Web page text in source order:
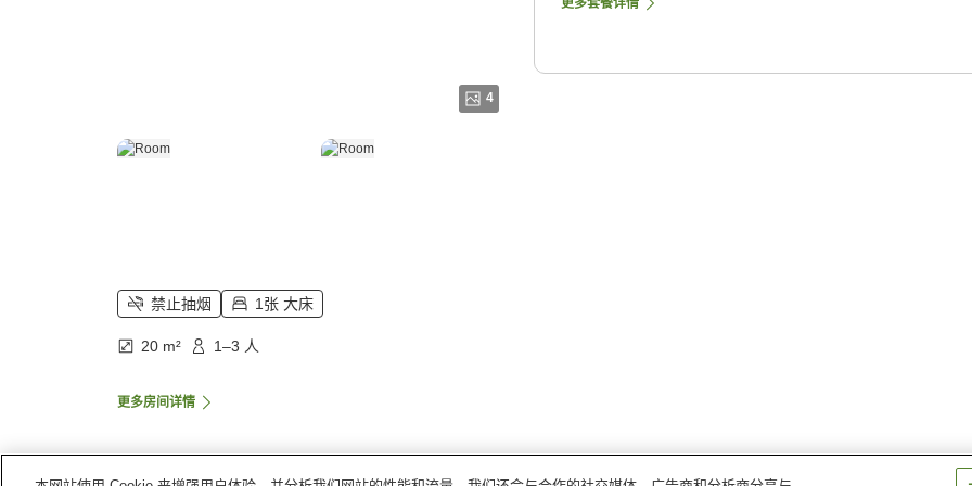
4
禁止抽烟 1张 大床
20 m² 1–3 人
更多房间详情
更多套餐详情